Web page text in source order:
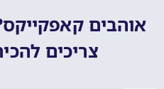
אוהבים
צריכים